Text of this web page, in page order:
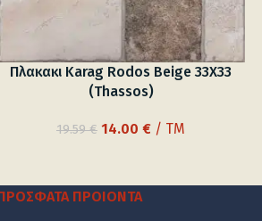
Πλακακι Karag Rodos Beige 33X33
(Thassos)
19.59€ Original
19.59 €.
14.00 €Η
είναι:
/ TM
ΠΡΟΙΌΝΤΑ